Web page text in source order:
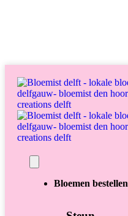
Bloemen bestellen